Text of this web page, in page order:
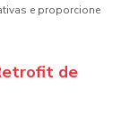
e proporcione
de